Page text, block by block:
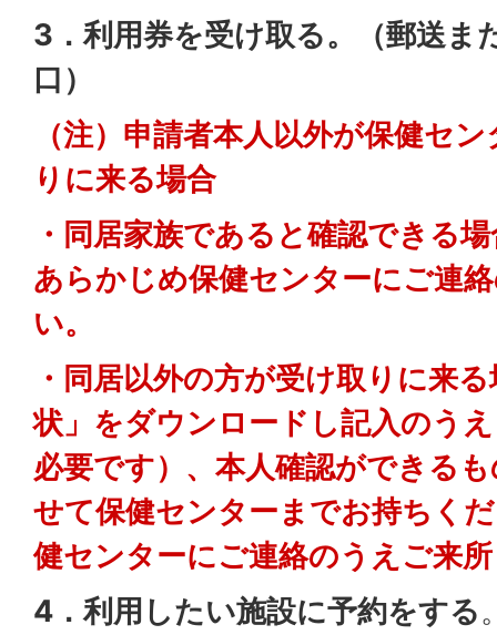
3．利用券を受け取る。（郵送ま
口）
（注）申請者本人以外が保健セ
りに来る場合
・同居家族であると確認できる
あらかじめ保健センターにご連
い。
・同居以外の方が受け取りに来
状」をダウンロードし記入のう
必要です）、本人確認ができる
せて保健センターまでお持ちく
健センターにご連絡のうえご来
4．利用したい施設に予約をする